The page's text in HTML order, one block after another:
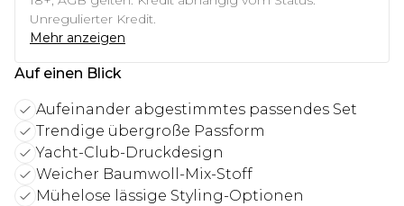
Unregulierter Kredit.
Mehr anzeigen
Auf einen Blick
Aufeinander abgestimmtes passendes Set
Trendige übergroße Passform
Yacht-Club-Druckdesign
Weicher Baumwoll-Mix-Stoff
Mühelose lässige Styling-Optionen